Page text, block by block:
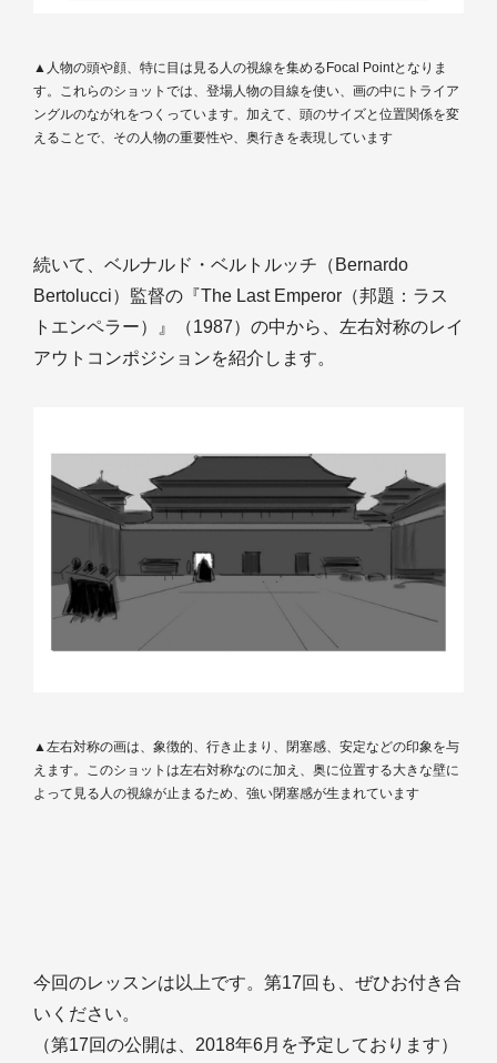
▲人物の頭や顔、特に目は見る人の視線を集めるFocal Pointとなりま
す。これらのショットでは、登場人物の目線を使い、画の中にトライア
ングルのながれをつくっています。加えて、頭のサイズと位置関係を変
えることで、その人物の重要性や、奥行きを表現しています
続いて、ベルナルド・ベルトルッチ（Bernardo
Bertolucci）監督の『The Last Emperor（邦題：ラス
トエンペラー）』（1987）の中から、左右対称のレイ
アウトコンポジションを紹介します。
▲左右対称の画は、象徴的、行き止まり、閉塞感、安定などの印象を与
えます。このショットは左右対称なのに加え、奥に位置する大きな壁に
よって見る人の視線が止まるため、強い閉塞感が生まれています
今回のレッスンは以上です。第17回も、ぜひお付き合
いください。
（第17回の公開は、2018年6月を予定しております）